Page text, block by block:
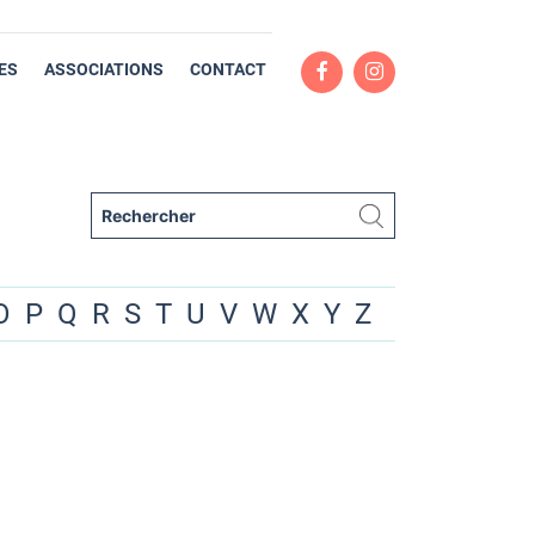
ASSOCIATIONS CONTACT
P Q R S T U V W X Y Z